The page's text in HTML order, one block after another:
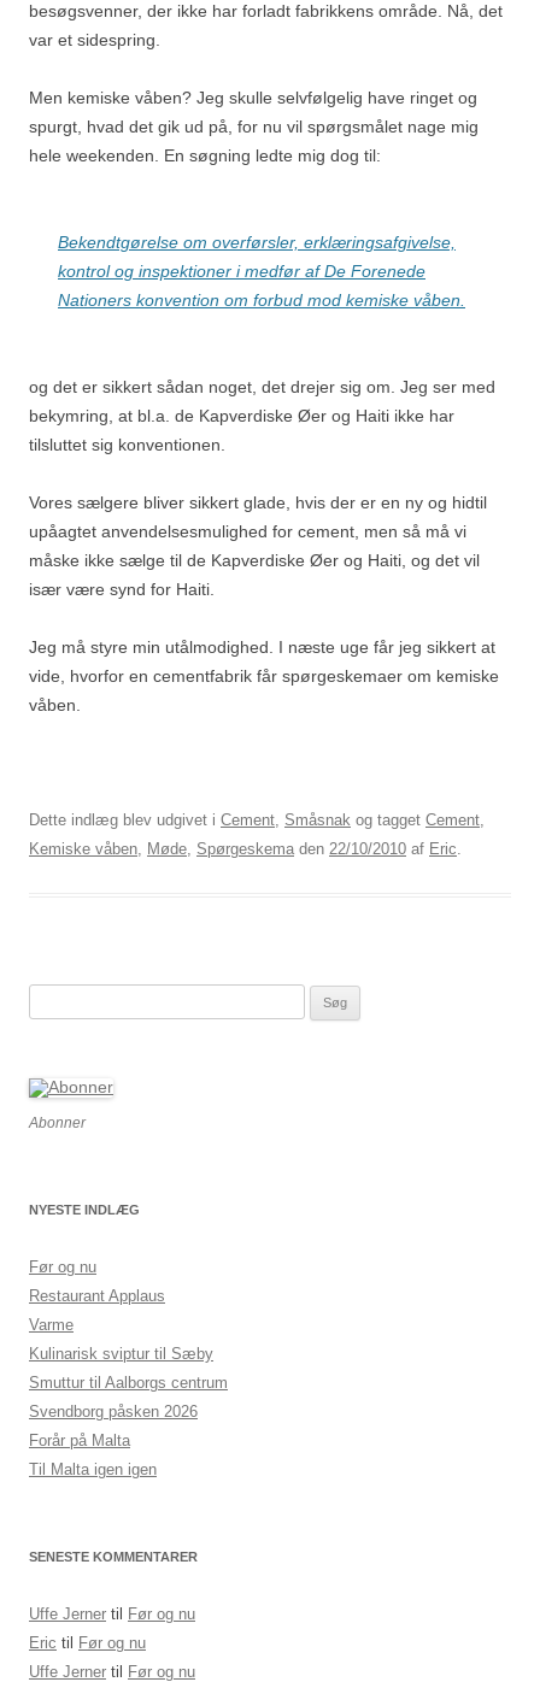
besøgsvenner, der ikke har forladt fabrikkens område. Nå, det
var et sidespring.
Men kemiske våben? Jeg skulle selvfølgelig have ringet og
spurgt, hvad det gik ud på, for nu vil spørgsmålet nage mig
hele weekenden. En søgning ledte mig dog til:
Bekendtgørelse om overførsler, erklæringsafgivelse,
kontrol og inspektioner i medfør af De Forenede
Nationers konvention om forbud mod kemiske våben.
og det er sikkert sådan noget, det drejer sig om. Jeg ser med
bekymring, at bl.a. de Kapverdiske Øer og Haiti ikke har
tilsluttet sig konventionen.
Vores sælgere bliver sikkert glade, hvis der er en ny og hidtil
upåagtet anvendelsesmulighed for cement, men så må vi
måske ikke sælge til de Kapverdiske Øer og Haiti, og det vil
især være synd for Haiti.
Jeg må styre min utålmodighed. I næste uge får jeg sikkert at
vide, hvorfor en cementfabrik får spørgeskemaer om kemiske
våben.
Dette indlæg blev udgivet i Cement, Småsnak og tagget Cement,
Kemiske våben, Møde, Spørgeskema den 22/10/2010 af Eric.
Abonner
NYESTE INDLÆG
Før og nu
Restaurant Applaus
Varme
Kulinarisk sviptur til Sæby
Smuttur til Aalborgs centrum
Svendborg påsken 2026
Forår på Malta
Til Malta igen igen
SENESTE KOMMENTARER
Uffe Jerner til
Før og nu
Eric til
Før og nu
Uffe Jerner til
Før og nu